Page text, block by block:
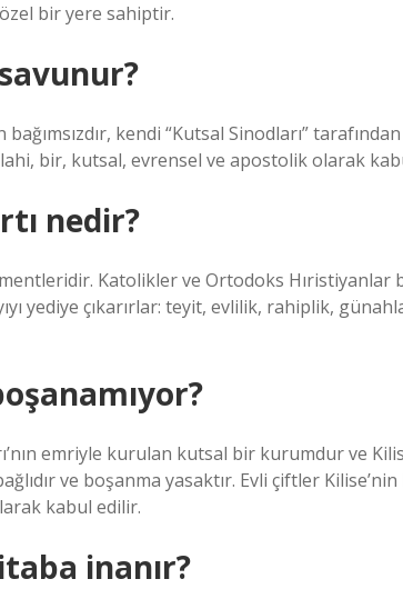
bir yere sahiptir.
kendi “Kutsal Sinodları”
bir, kutsal, evrensel ve apostolik olarak
nedir?
Katolikler ve Ortodoks Hıristiyanlar
yediye çıkarırlar: teyit, evlilik, rahiplik,
emriyle kurulan kutsal bir kurumdur ve
ve boşanma yasaktır. Evli çiftler
kabul edilir.
inanır?